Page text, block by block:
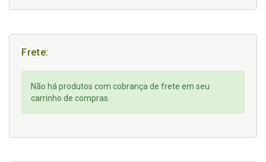
Frete:
Não há produtos com cobrança de frete em seu
carrinho de compras.